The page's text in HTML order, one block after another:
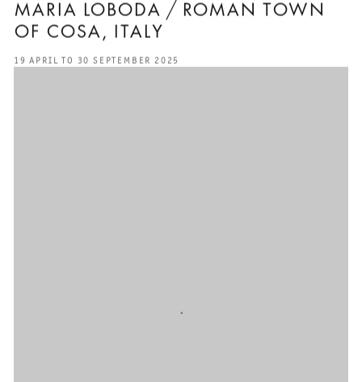
MARIA LOBODA / ROMAN TOWN
OF COSA, ITALY
19 APRIL TO 30 SEPTEMBER 2025